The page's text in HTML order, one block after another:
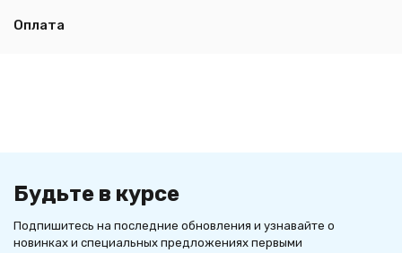
Оплата
Будьте в курсе
Подпишитесь на последние обновления и узнавайте о
новинках и специальных предложениях первыми